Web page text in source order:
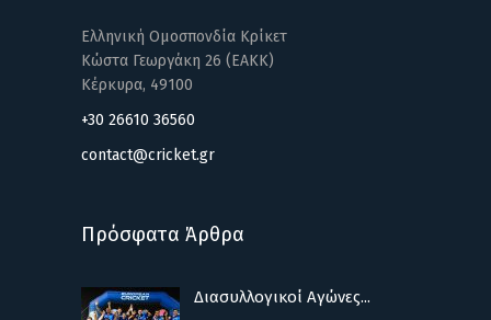
Ελληνική Ομοσπονδία Κρίκετ
Κώστα Γεωργάκη 26 (ΕΑΚΚ)
Κέρκυρα, 49100
+30 26610 36560
contact@cricket.gr
Πρόσφατα Άρθρα
Διασυλλογικοί Αγώνες...